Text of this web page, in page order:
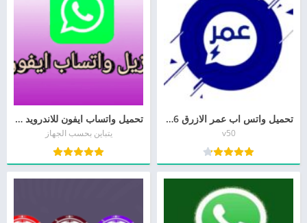
تحميل واتس اب عمر الازرق 2026 اخر اصدار OB3WhatsApp
v50
تحميل واتساب ايفون للاندرويد اخر اصدار WhatsApp iPhone
يتباين بحسب الجهاز